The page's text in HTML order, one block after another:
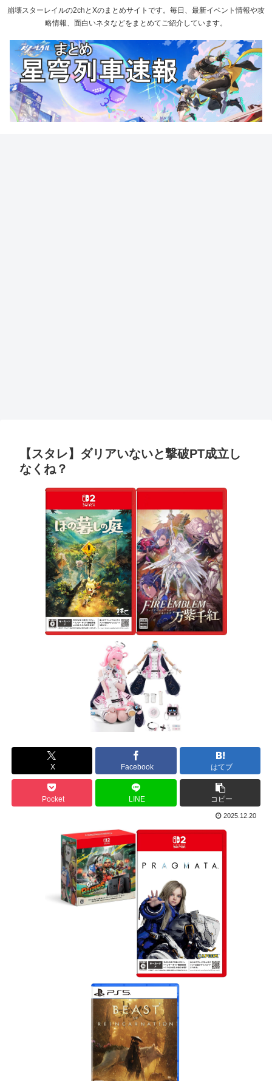
崩壊スターレイルの2chとXのまとめサイトです。毎日、最新イベント情報や攻
略情報、面白いネタなどをまとめてご紹介しています。
【スタレ】ダリアいないと撃破PT成立し
なくね？
X Facebook はてブ
Pocket LINE コピー
2025.12.20